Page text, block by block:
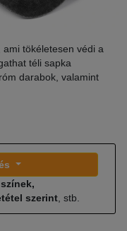
tökéletesen védi a
téli sapka
darabok, valamint
színek,
szerint , stb.